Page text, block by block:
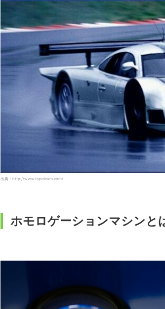
出典：http://www.rapidcars.com/
ホモロゲーションマシンと